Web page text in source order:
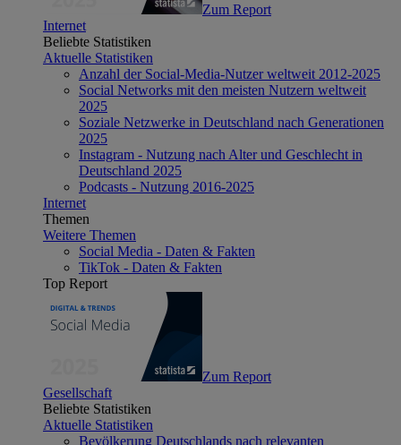
Zum Report
Internet
Beliebte Statistiken
Aktuelle Statistiken
Anzahl der Social-Media-Nutzer weltweit 2012-2025
Social Networks mit den meisten Nutzern weltweit
2025
Soziale Netzwerke in Deutschland nach Generationen
2025
Instagram - Nutzung nach Alter und Geschlecht in
Deutschland 2025
Podcasts - Nutzung 2016-2025
Internet
Themen
Weitere Themen
Social Media - Daten & Fakten
TikTok - Daten & Fakten
Top Report
Zum Report
Gesellschaft
Beliebte Statistiken
Aktuelle Statistiken
Bevölkerung Deutschlands nach relevanten